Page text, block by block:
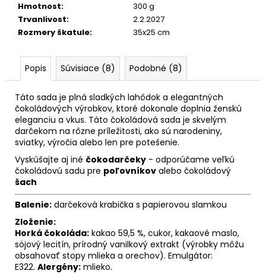
Hmotnost:
300 g
Trvanlivost:
2.2.2027
Rozmery škatule: 35x25 cm
Popis Súvisiace (8) Podobné (8)
Táto sada je plná sladkých lahôdok a elegantných
čokoládových výrobkov, ktoré dokonale doplnia ženskú
eleganciu a vkus. Táto čokoládová sada je skvelým
darčekom na rôzne príležitosti, ako sú narodeniny,
sviatky, výročia alebo len pre potešenie.
Vyskúšajte aj iné čokodarčeky - odporúčame veľkú
čokoládovú sadu pre poľovníkov alebo čokoládový
šach
Balenie: darčeková krabička s papierovou slamkou
Zloženie:
Horká čokoláda: kakao 59,5 %, cukor, kakaové maslo,
sójový lecitín, prírodný vanilkový extrakt (výrobky môžu
obsahovať stopy mlieka a orechov). Emulgátor:
E322. Alergény: mlieko.